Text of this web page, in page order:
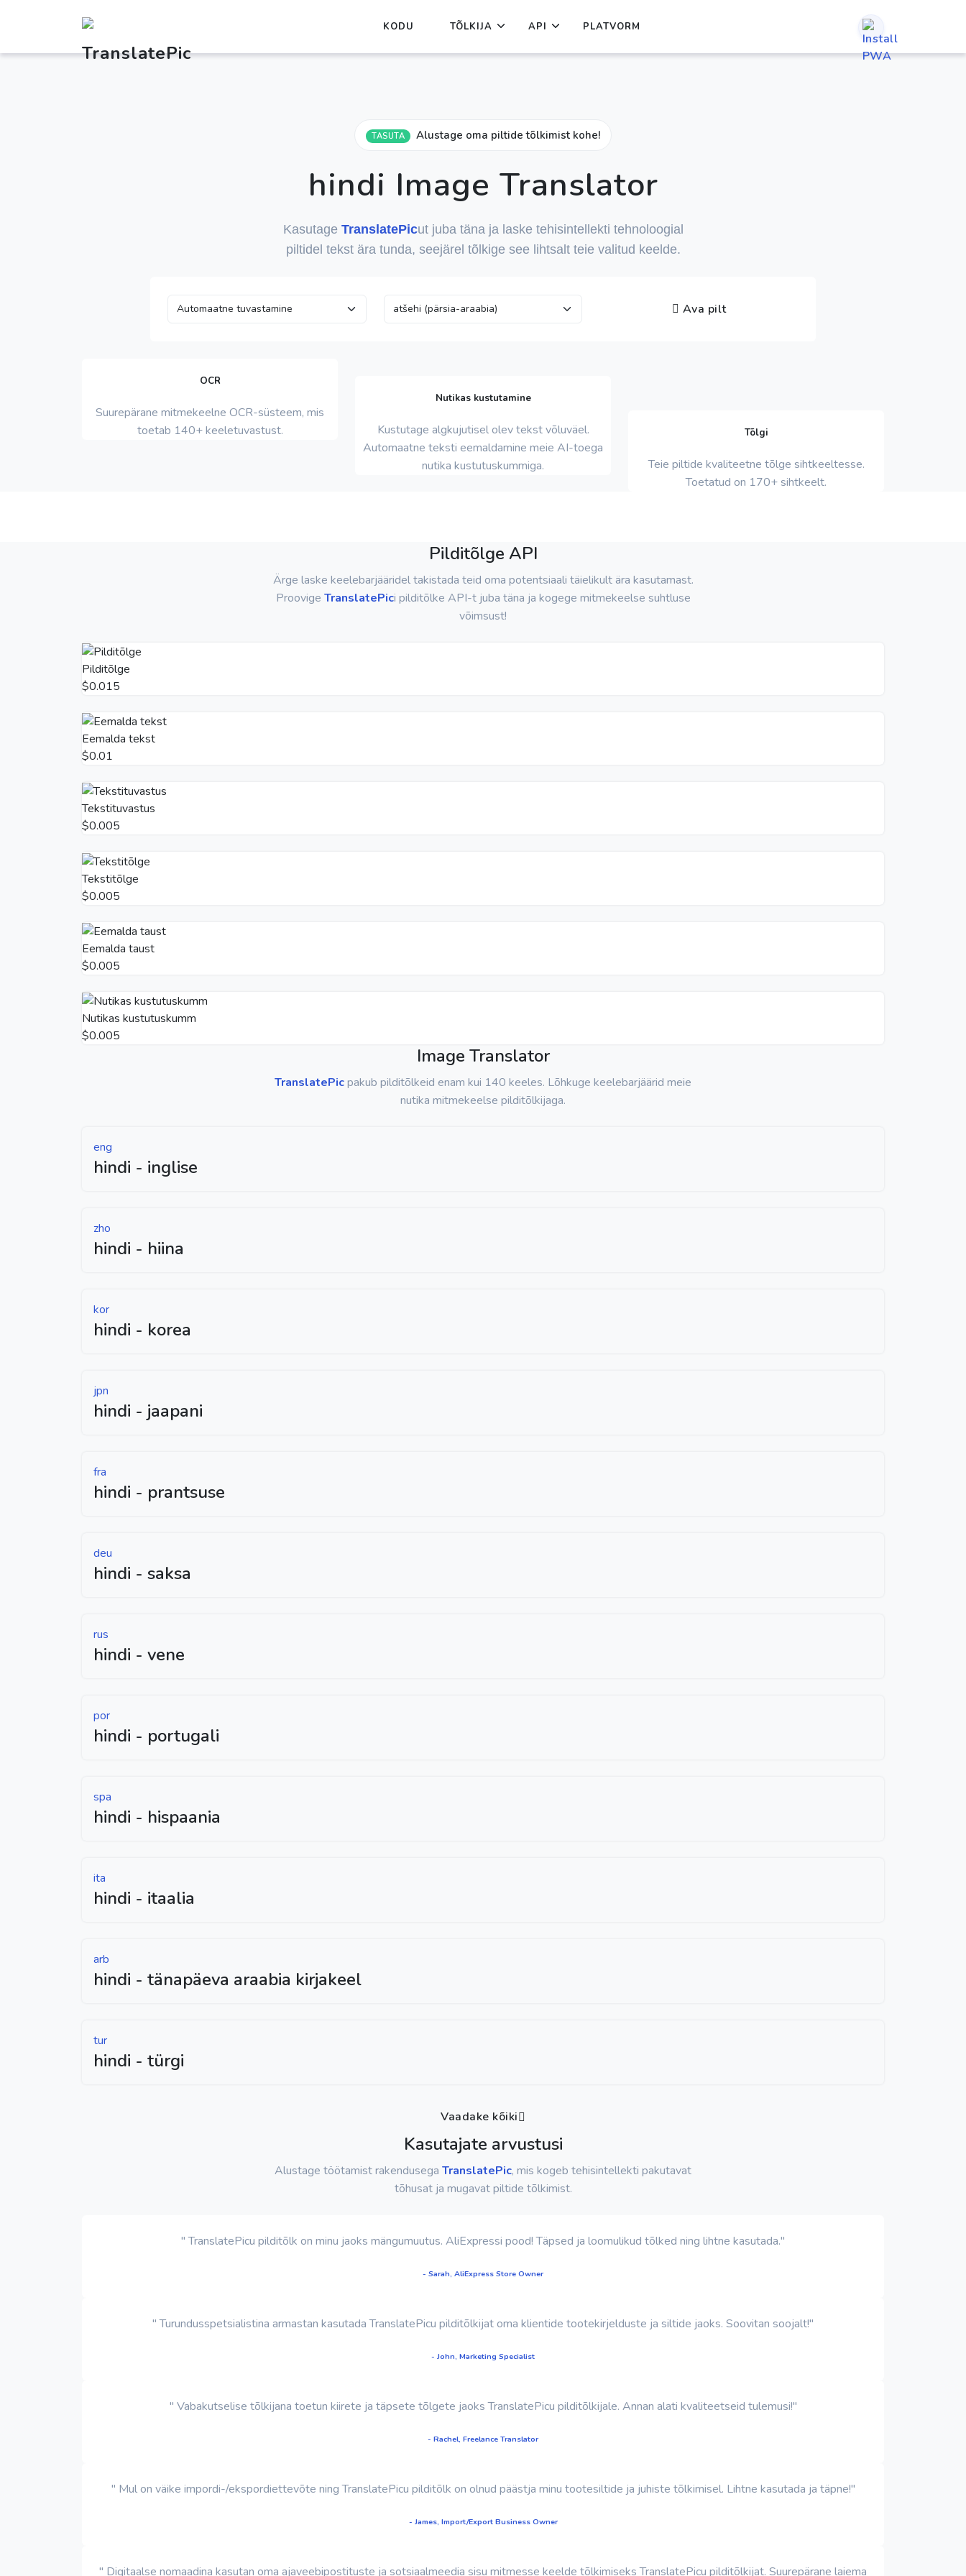
KODU TÕLKIJA API PLATVORM
TASUTA Alustage oma piltide tõlkimist kohe!
hindi Image Translator
Kasutage TranslatePicut juba täna ja laske tehisintellekti tehnoloogial
piltidel tekst ära tunda, seejärel tõlkige see lihtsalt teie valitud keelde.
Ava pilt
OCR
Suurepärane mitmekeelne OCR-süsteem, mis
toetab 140+ keeletuvastust.
Nutikas kustutamine
Kustutage algkujutisel olev tekst võluväel.
Automaatne teksti eemaldamine meie AI-toega
nutika kustutuskummiga.
Tõlgi
Teie piltide kvaliteetne tõlge sihtkeeltesse.
Toetatud on 170+ sihtkeelt.
Pilditõlge API
Ärge laske keelebarjääridel takistada teid oma potentsiaali täielikult ära kasutamast.
Proovige TranslatePici pilditõlke API-t juba täna ja kogege mitmekeelse suhtluse
võimsust!
Pilditõlge
$0.015
Eemalda tekst
$0.01
Tekstituvastus
$0.005
Tekstitõlge
$0.005
Eemalda taust
$0.005
Nutikas kustutuskumm
$0.005
Image Translator
TranslatePicpakub pilditõlkeid enam kui 140 keeles. Lõhkuge keelebarjäärid meie
nutika mitmekeelse pilditõlkijaga.
eng
hindi - inglise
zho
hindi - hiina
kor
hindi - korea
jpn
hindi - jaapani
fra
hindi - prantsuse
deu
hindi - saksa
rus
hindi - vene
por
hindi - portugali
spa
hindi - hispaania
ita
hindi - itaalia
arb
hindi - tänapäeva araabia kirjakeel
tur
hindi - türgi
Vaadake kõiki
Kasutajate arvustusi
Alustage töötamist rakendusega TranslatePic, mis kogeb tehisintellekti pakutavat
tõhusat ja mugavat piltide tõlkimist.
" TranslatePicu pilditõlk on minu jaoks mängumuutus. AliExpressi pood! Täpsed ja loomulikud tõlked ning lihtne kasutada."
- Sarah, AliExpress Store Owner
" Turundusspetsialistina armastan kasutada TranslatePicu pilditõlkijat oma klientide tootekirjelduste ja siltide jaoks. Soovitan soojalt!"
- John, Marketing Specialist
" Vabakutselise tõlkijana toetun kiirete ja täpsete tõlgete jaoks TranslatePicu pilditõlkijale. Annan alati kvaliteetseid tulemusi!"
- Rachel, Freelance Translator
" Mul on väike impordi-/ekspordiettevõte ning TranslatePicu pilditõlk on olnud päästja minu tootesiltide ja juhiste tõlkimisel. Lihtne kasutada ja täpne!"
- James, Import/Export Business Owner
" Digitaalse nomaadina kasutan oma ajaveebipostituste ja sotsiaalmeedia sisu mitmesse keelde tõlkimiseks TranslatePicu pilditõlkijat. Suurepärane laiema